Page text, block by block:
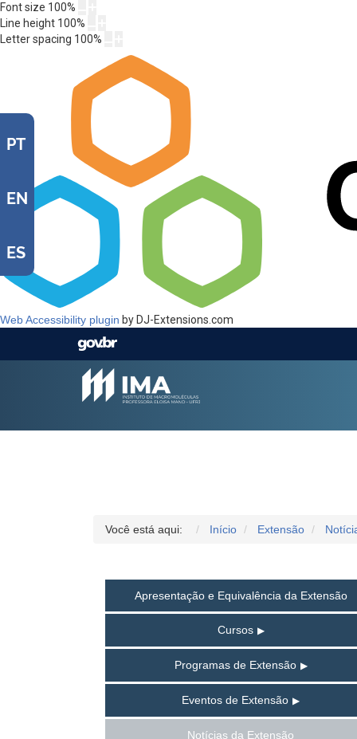
Font size 100%
Line height 100%
Letter spacing 100%
Web Accessibility plugin by DJ-Extensions.com
PT
EN
ES
Você está aqui: Início Extensão
Apresentação e Equivalência da Extensão
Cursos
Programas de Extensão
Eventos de Extensão
Notícias da Extensão